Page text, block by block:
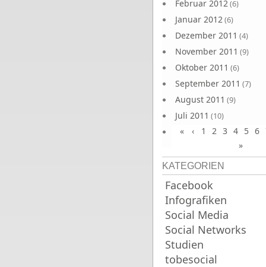
Februar 2012(6)
Januar 2012(6)
Dezember 2011 (4)
November 2011 (9)
Oktober 2011 (6)
September 2011 (7)
August 2011 (9)
Juli 2011 (10)
Juni 2011(9)
« ‹ 1 2 3 4 5 6
»
KATEGORIEN
Facebook
Infografiken
Social Media
Social Networks
Studien
tobesocial